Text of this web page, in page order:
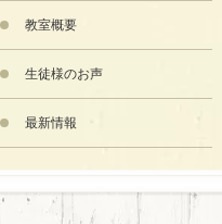
教室概要
生徒様のお声
最新情報